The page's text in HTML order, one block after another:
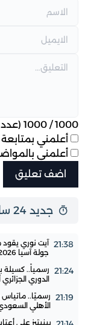
1000
/
1000 (عدد
أعلمني بمتابعة
أعلمني
جديد 24 ساعة
21:38 آيت نوري
جولة آسيا 2026
21:24 رسمياً.. كسيلة
الدوري
21:19 رسميًا.. ماتياس
الأهلي
بينيتيز على